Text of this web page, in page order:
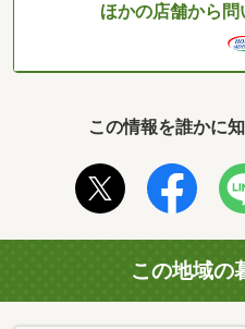
ほかの店舗から問
この情報を誰かに
この地域の